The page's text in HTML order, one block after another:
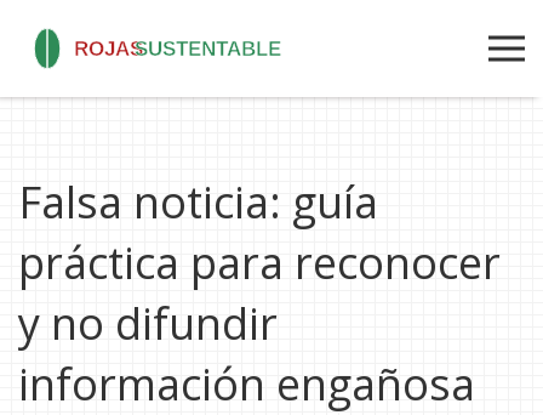
Falsa noticia: guía
práctica para reconocer
y no difundir
información engañosa